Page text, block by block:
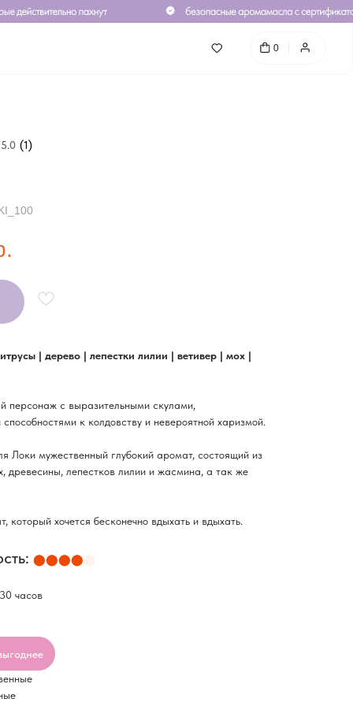
5.0 (1)
| дерево | лепестки лилии | ветивер | мох |
персонаж с выразительными скулами,
способностями к колдовству и невероятной харизмой.
Локи мужественный глубокий аромат, состоящий из
древесины, лепестков лилии и жасмина, а так же
который хочется бесконечно вдыхать и вдыхать.
⬤⬤⬤⬤
часов